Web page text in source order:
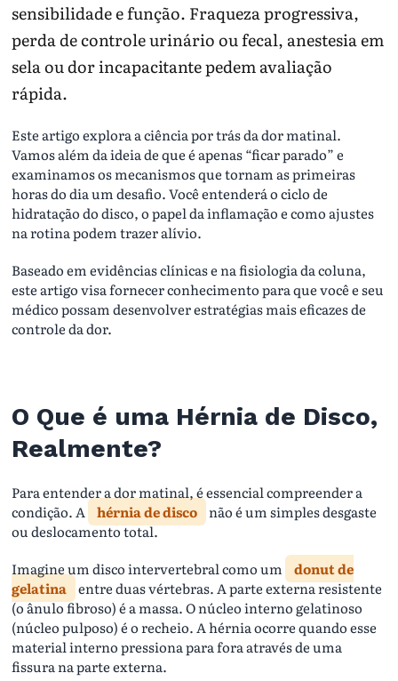
sensibilidade e função. Fraqueza progressiva,
perda de controle urinário ou fecal, anestesia em
sela ou dor incapacitante pedem avaliação
rápida.
Este artigo explora a ciência por trás da dor matinal.
Vamos além da ideia de que é apenas “ficar parado” e
examinamos os mecanismos que tornam as primeiras
horas do dia um desafio. Você entenderá o ciclo de
hidratação do disco, o papel da inflamação e como ajustes
na rotina podem trazer alívio.
Baseado em evidências clínicas e na fisiologia da coluna,
este artigo visa fornecer conhecimento para que você e seu
médico possam desenvolver estratégias mais eficazes de
controle da dor.
O Que é uma Hérnia de Disco,
Realmente?
Para entender a dor matinal, é essencial compreender a
condição. A hérnia de disco não é um simples desgaste
ou deslocamento total.
Imagine um disco intervertebral como um
donut de
gelatina entre duas vértebras. A parte externa resistente
(o ânulo fibroso) é a massa. O núcleo interno gelatinoso
(núcleo pulposo) é o recheio. A hérnia ocorre quando esse
material interno pressiona para fora através de uma
fissura na parte externa.